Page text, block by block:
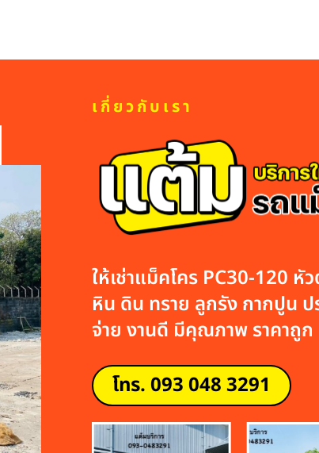
เกี่ยวกับเรา
ให้เช่าแม็คโคร PC30-120 หั
หิน ดิน ทราย ลูกรัง กากปูน ป
จ่าย งานดี มีคุณภาพ ราคาถูก
โทร. 093 048 3291